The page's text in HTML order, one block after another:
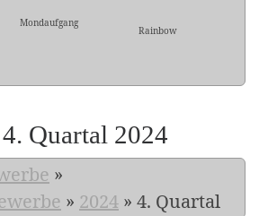
Mondaufgang
Rainbow
Quartal 2024
»
» 2024 » 4. Quartal